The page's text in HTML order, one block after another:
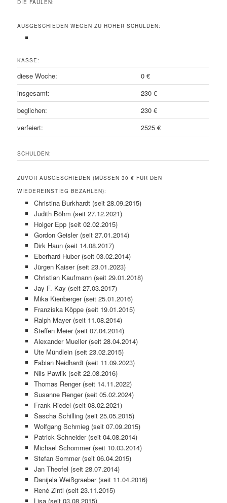
DIE FAULEN:
AUSGESCHIEDEN WEGEN ZU HOHER SCHULDEN:
KASSE:
diese Woche:
0 €
insgesamt:
230 €
beglichen:
230 €
verfeiert:
2525 €
SCHULDEN:
ZUVOR AUSGESCHIEDEN (MÜSSEN 30 € FÜR DEN
WIEDEREINSTIEG BEZAHLEN):
Christina Burkhardt (seit 28.09.2015)
Judith Böhm (seit 27.12.2021)
Holger Epp (seit 02.02.2015)
Gordon Geisler (seit 27.01.2014)
Dirk Haun (seit 14.08.2017)
Eberhard Huber (seit 03.02.2014)
Jürgen Kaiser (seit 23.01.2023)
Christian Kaufmann (seit 29.01.2018)
Jay F. Kay (seit 27.03.2017)
Mika Kienberger (seit 25.01.2016)
Franziska Köppe (seit 19.01.2015)
Ralph Mayer (seit 11.08.2014)
Steffen Meier (seit 07.04.2014)
Alexander Mueller (seit 28.04.2014)
Ute Mündlein (seit 23.02.2015)
Fabian Neidhardt (seit 11.09.2023)
Nils Pawlik (seit 22.08.2016)
Thomas Renger (seit 14.11.2022)
Susanne Renger (seit 05.02.2024)
Frank Riedel (seit 08.02.2021)
Sascha Schilling (seit 25.05.2015)
Wolfgang Schmieg (seit 07.09.2015)
Patrick Schneider (seit 04.08.2014)
Michael Schommer (seit 10.03.2014)
Stefan Sommer (seit 06.04.2015)
Jan Theofel (seit 28.07.2014)
Danijela Weißgraeber (seit 11.04.2016)
René Zintl (seit 23.11.2015)
Lisa (seit 03.08.2015)